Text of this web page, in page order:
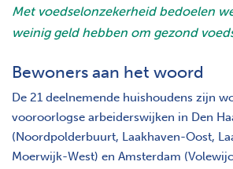
Met voedselonzekerheid bedoelen
weinig geld hebben om gezond
Bewoners aan het woord
De 21 deelnemende huishoudens zijn
vooroorlogse arbeiderswijken in Den
(Noordpolderbuurt, Laakhaven-Oost,
Moerwijk-West) en Amsterdam